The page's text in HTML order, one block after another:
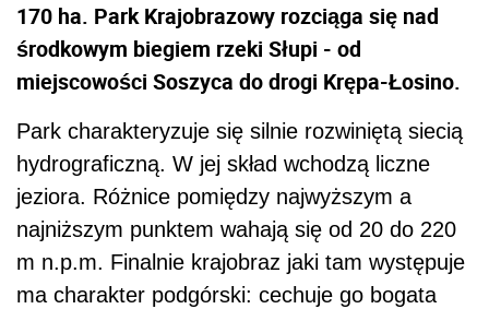
170 ha. Park Krajobrazowy rozciąga się nad
środkowym biegiem rzeki Słupi - od
miejscowości Soszyca do drogi Krępa-Łosino.
Park charakteryzuje się silnie rozwiniętą siecią
hydrograficzną. W jej skład wchodzą liczne
jeziora. Różnice pomiędzy najwyższym a
najniższym punktem wahają się od 20 do 220
m n.p.m. Finalnie krajobraz jaki tam występuje
ma charakter podgórski: cechuje go bogata